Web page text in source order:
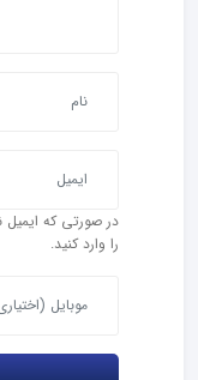
را وارد کنید.